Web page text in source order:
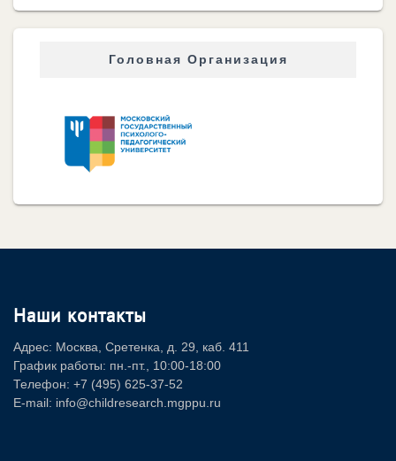
Головная Организация
Наши контакты
Адрес: Москва, Сретенка, д. 29, каб. 411
График работы: пн.-пт., 10:00-18:00
Телефон: +7 (495) 625-37-52
E-mail: info@childresearch.mgppu.ru